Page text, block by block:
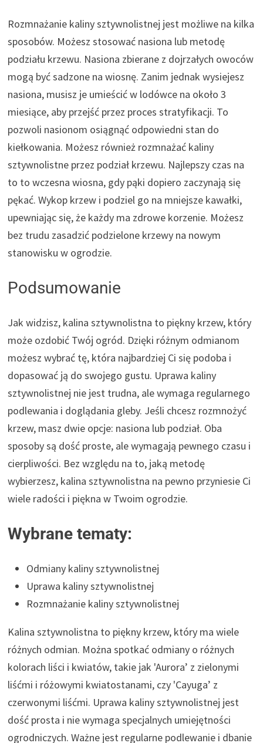
Rozmnażanie kaliny sztywnolistnej jest możliwe na kilka
sposobów. Możesz stosować nasiona lub metodę
podziału krzewu. Nasiona zbierane z dojrzałych owoców
mogą być sadzone na wiosnę. Zanim jednak wysiejesz
nasiona, musisz je umieścić w lodówce na około 3
miesiące, aby przejść przez proces stratyfikacji. To
pozwoli nasionom osiągnąć odpowiedni stan do
kiełkowania. Możesz również rozmnażać kaliny
sztywnolistne przez podział krzewu. Najlepszy czas na
to to wczesna wiosna, gdy pąki dopiero zaczynają się
pękać. Wykop krzew i podziel go na mniejsze kawałki,
upewniając się, że każdy ma zdrowe korzenie. Możesz
bez trudu zasadzić podzielone krzewy na nowym
stanowisku w ogrodzie.
Podsumowanie
Jak widzisz, kalina sztywnolistna to piękny krzew, który
może ozdobić Twój ogród. Dzięki różnym odmianom
możesz wybrać tę, która najbardziej Ci się podoba i
dopasować ją do swojego gustu. Uprawa kaliny
sztywnolistnej nie jest trudna, ale wymaga regularnego
podlewania i doglądania gleby. Jeśli chcesz rozmnożyć
krzew, masz dwie opcje: nasiona lub podział. Oba
sposoby są dość proste, ale wymagają pewnego czasu i
cierpliwości. Bez względu na to, jaką metodę
wybierzesz, kalina sztywnolistna na pewno przyniesie Ci
wiele radości i piękna w Twoim ogrodzie.
Wybrane tematy:
Odmiany kaliny sztywnolistnej
Uprawa kaliny sztywnolistnej
Rozmnażanie kaliny sztywnolistnej
Kalina sztywnolistna to piękny krzew, który ma wiele
różnych odmian. Można spotkać odmiany o różnych
kolorach liści i kwiatów, takie jak 'Aurora’ z zielonymi
liśćmi i różowymi kwiatostanami, czy 'Cayuga’ z
czerwonymi liśćmi. Uprawa kaliny sztywnolistnej jest
dość prosta i nie wymaga specjalnych umiejętności
ogrodniczych. Ważne jest regularne podlewanie i dbanie